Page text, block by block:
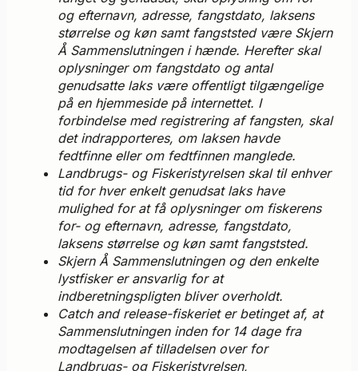
og efternavn, adresse, fangstdato, laksens
størrelse og køn samt fangststed være Skjern
Å Sammenslutningen i hænde. Herefter skal
oplysninger om fangstdato og antal
genudsatte laks være offentligt tilgængelige
på en hjemmeside på internettet. I
forbindelse med registrering af fangsten, skal
det indrapporteres, om laksen havde
fedtfinne eller om fedtfinnen manglede.
Landbrugs- og Fiskeristyrelsen skal til enhver
tid for hver enkelt genudsat laks have
mulighed for at få oplysninger om fiskerens
for- og efternavn, adresse, fangstdato,
laksens størrelse og køn samt fangststed.
Skjern Å Sammenslutningen og den enkelte
lystfisker er ansvarlig for at
indberetningspligten bliver overholdt.
Catch and release-fiskeriet er betinget af, at
Sammenslutningen inden for 14 dage fra
modtagelsen af tilladelsen over for
Landbrugs- og Fiskeristyrelsen,